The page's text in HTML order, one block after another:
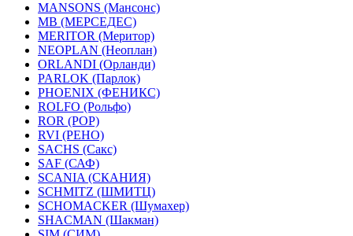
MANSONS (Мансонс)
MB (МЕРСЕДЕС)
MERITOR (Меритор)
NEOPLAN (Неоплан)
ORLANDI (Орланди)
PARLOK (Парлок)
PHOENIX (ФЕНИКС)
ROLFO (Рольфо)
ROR (РОР)
RVI (РЕНО)
SACHS (Сакс)
SAF (САФ)
SCANIA (СКАНИЯ)
SCHMITZ (ШМИТЦ)
SCHOMACKER (Шумахер)
SHACMAN (Шакман)